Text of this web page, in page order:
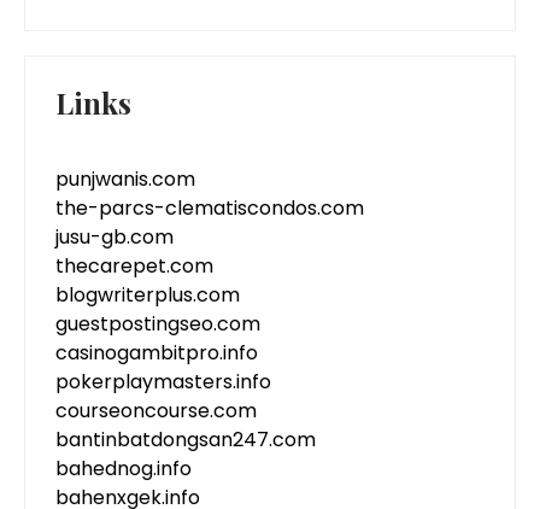
Links
punjwanis.com
the-parcs-clematiscondos.com
jusu-gb.com
thecarepet.com
blogwriterplus.com
guestpostingseo.com
casinogambitpro.info
pokerplaymasters.info
courseoncourse.com
bantinbatdongsan247.com
bahednog.info
bahenxgek.info